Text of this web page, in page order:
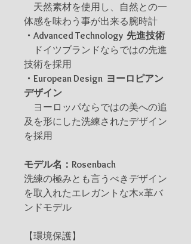
天然素材を使用し、自然との一
体感を味わう事が出来る腕時計
・Advanced Technology 先進技術
ドイツブランドならではの先進
技術を採用
・European Design ヨーロピアン
デザイン
ヨーロッパならではの美への追
及を形にした洗練されたデザイン
を採用
モデル名：Rosenbach
洗練の極みとも言うべきデザイン
を取入れたエレガントな木×革バ
ンドモデル
【環境保護】